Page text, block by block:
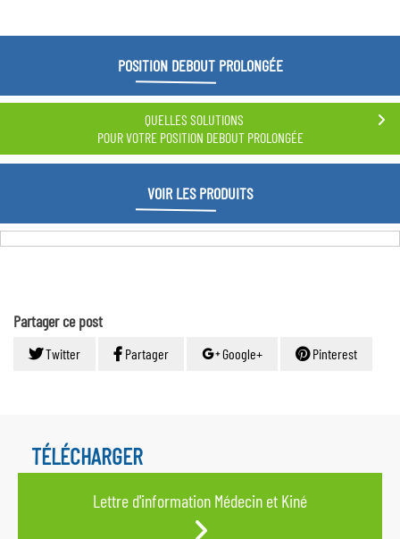
POSITION DEBOUT PROLONGÉE
QUELLES SOLUTIONS
POUR VOTRE POSITION DEBOUT PROLONGÉE
VOIR LES PRODUITS
Partager ce post
Twitter Partager Google+ Pinterest
TÉLÉCHARGER
Lettre d'information Médecin et Kiné